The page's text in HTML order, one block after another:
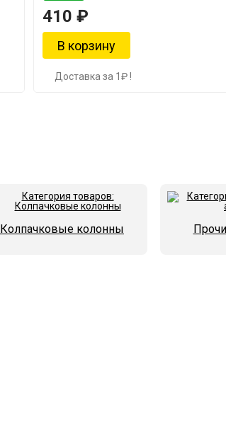
410 ₽
Доставка за 1₽ !
Колпачковые колонны